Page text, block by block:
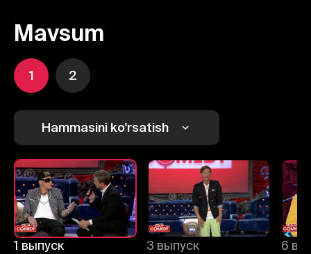
Mavsum
1 2
Hammasini ko'rsatish
1 выпуск 3 выпуск 6
Yuborish
Tizimga kirish